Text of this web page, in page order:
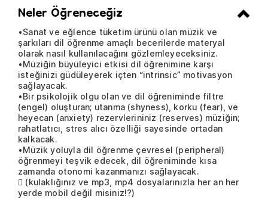
Neler Öğreneceğiz
•Sanat ve eğlence tüketim ürünü olan müzik ve
şarkıları dil öğrenme amaçlı becerilerde materyal
olarak nasıl kullanılacağını gözlemleyeceksiniz.
•Müziğin büyüleyici etkisi dil öğrenimine karşı
isteğinizi güdüleyerek içten “intrinsic” motivasyon
sağlayacak.
•Bir psikolojik olgu olan ve dil öğreniminde filtre
(engel) oluşturan; utanma (shyness), korku (fear), ve
heyecan (anxiety) rezervlerininiz (reserves) müziğin;
rahatlatıcı, stres alıcı özelliği sayesinde ortadan
kalkacak.
•Müzik yoluyla dil öğrenme çevresel (peripheral)
öğrenmeyi teşvik edecek, dil öğreniminde kısa
zamanda otonomi kazanmanızı sağlayacak.
 (kulaklığınız ve mp3, mp4 dosyalarınızla her an her
yerde mobil değil misiniz!?)